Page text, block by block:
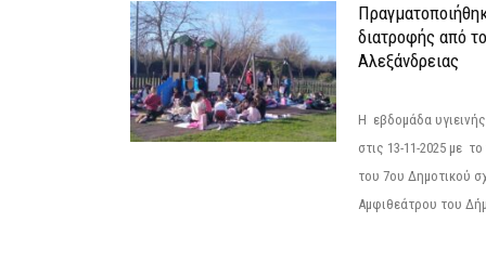
διατροφής από
Αλεξάνδρειας
Η εβδομάδα
στις 13-11-2025 με
του 7ου Δημοτικού
Αμφιθεάτρου του